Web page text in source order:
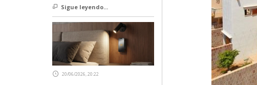
Sigue leyendo...
20/06/2026, 20:22